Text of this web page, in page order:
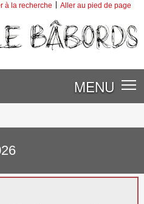
à la recherche Aller au pied de page
MENU